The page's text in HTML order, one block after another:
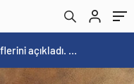
Joe Biden 6 aylık hedeflerini açıkladı. Senato buz gibi…